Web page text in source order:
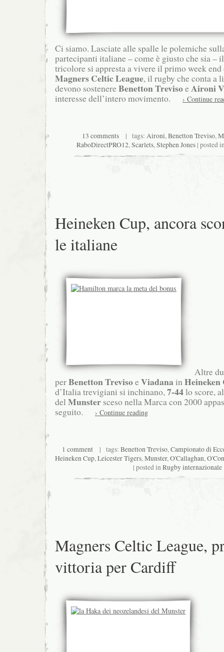
Ci siamo. Lasciate alle spalle le polemiche
partecipanti italiane – come è giusto che sia –
tricolore si appresta a vivere il primo week
Magners Celtic League, il rugby che conta a
devono sostenereBenetton TrevisoeAironi
interesse dell’intero movimento. › Continue
13 comments| tags: Aironi,Benetton Treviso,
RaboDirectPRO12,Scarlets,Stephen Jones | posted
Heineken Cup, ancora
le italiane
Altre
perBenetton TrevisoeViadana in Heineken
d’Italia trevigiani si inchinano,7-44lo score,
del Munster sceso nella Marca con 2000
seguito.
› Continue reading
1 comment | tags: Benetton Treviso,Campionato di
Heineken Cup,Leicester Tigers,Munster,O'Callaghan,
| posted inRugby internazionale
Magners Celtic League,
vittoria per Cardiff